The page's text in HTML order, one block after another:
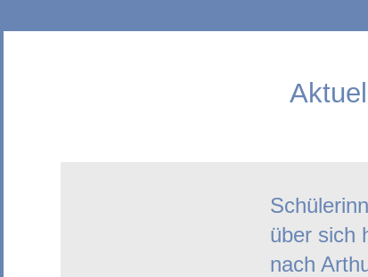
über sich
nach